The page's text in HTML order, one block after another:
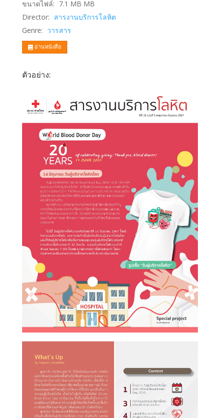
ขนาดไฟล์: 7.1 MB MB
Director: สารงานบริการโลหิต
Genre: วารสาร
อ่านหนังสือ
ตัวอย่าง: